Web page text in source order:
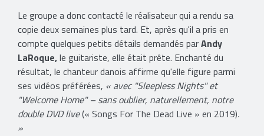
Le groupe a donc contacté le réalisateur qui a rendu sa
copie deux semaines plus tard. Et, après qu'il a pris en
compte quelques petits détails demandés parAndy
LaRoque,le guitariste, elle était prête. Enchanté du
résultat, le chanteur danois affirme qu'elle figure parmi
ses vidéos préférées, « avec "Sleepless Nights" et
"Welcome Home" – sans oublier, naturellement, notre
double DVD live(« Songs For The Dead Live » en 2019).
»